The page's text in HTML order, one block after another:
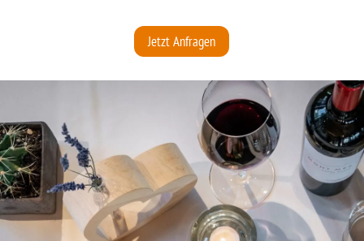
Jetzt Anfragen